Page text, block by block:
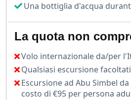
piscina o semplicemente goderti
trasferimenti, guide locali, pasti
assistenza completa.
Un viaggio perfetto per chi
cultura, meraviglia e relax.
Una bottiglia d'acqua
La quota non
Volo internazionale da/per
Qualsiasi escursione
Escursione ad Abu Simbel
costo di €95 per persona